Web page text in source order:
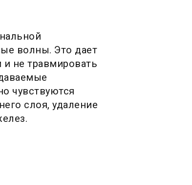
волны. Это дает
не травмировать
чувствуются
слоя, удаление